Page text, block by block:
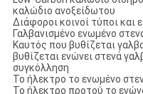
καλώδιο ανοξείδωτου
Διάφοροι κοινοί τύποι και
Γαλβανισμένο ενωμένο
Καυτός που βυθίζεται
βυθίζεται ενώνει στενά
συγκόλληση
Το ήλεκτρο το ενωμένο
Το ήλεκτρο προτού το